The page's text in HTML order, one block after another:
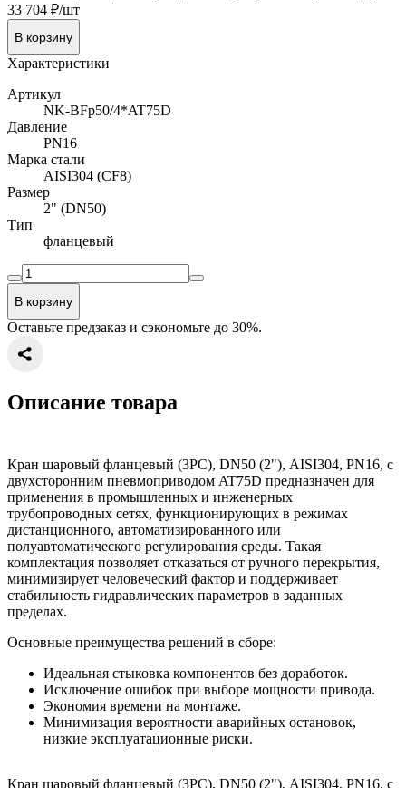
33 704 ₽/шт
В корзину
Характеристики
Артикул
NK-BFp50/4*AT75D
Давление
PN16
Марка стали
AISI304 (CF8)
Размер
2" (DN50)
Тип
фланцевый
В корзину
Оставьте предзаказ и сэкономьте до 30%.
Описание товара
Кран шаровый фланцевый (3PC), DN50 (2"), AISI304, PN16, с
Кран шаровый фланцевый (3PC), DN50 (2"), AISI304, PN16, с
двухсторонним пневмоприводом AT75D предназначен для
применения в промышленных и инженерных
трубопроводных сетях, функционирующих в режимах
дистанционного, автоматизированного или
полуавтоматического регулирования среды. Такая
комплектация позволяет отказаться от ручного перекрытия,
минимизирует человеческий фактор и поддерживает
стабильность гидравлических параметров в заданных
пределах.
Основные преимущества решений в сборе:
Идеальная стыковка компонентов без доработок.
Исключение ошибок при выборе мощности привода.
Экономия времени на монтаже.
Минимизация вероятности аварийных остановок,
низкие эксплуатационные риски.